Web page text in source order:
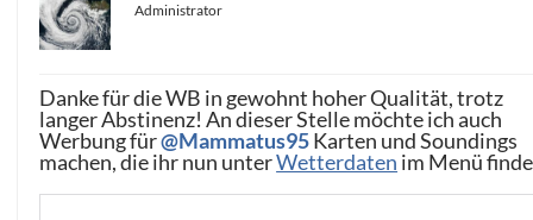
Administrator
Danke für die WB in gewohnt hoher Qualität, trotz
langer Abstinenz! An dieser Stelle möchte ich auch
Werbung für@Mammatus95Karten und Soundings
machen, die ihr nun unterWetterdaten im Menü